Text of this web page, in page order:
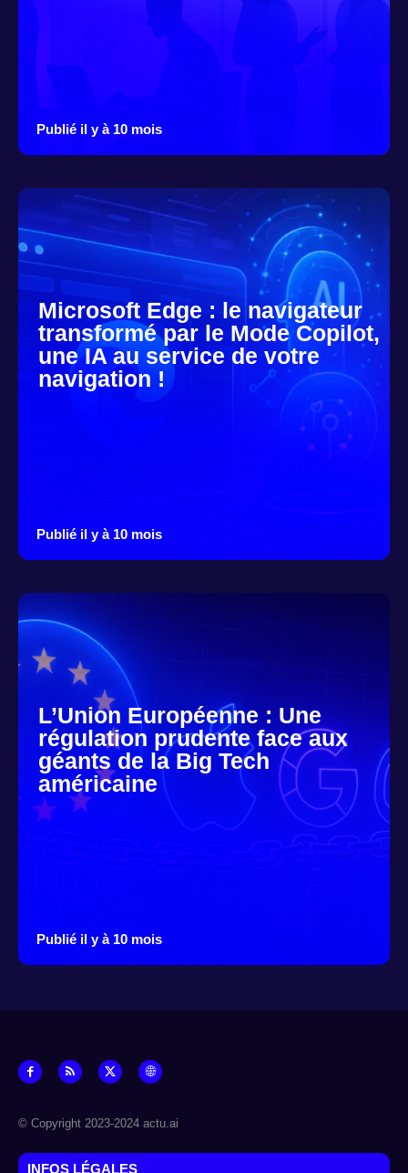
Publié il y à 10 mois
Microsoft Edge : le navigateur
transformé par le Mode Copilot,
une IA au service de votre
navigation !
Publié il y à 10 mois
L’Union Européenne : Une
régulation prudente face aux
géants de la Big Tech
américaine
Publié il y à 10 mois
© Copyright 2023-2024 actu.ai
INFOS LÉGALES